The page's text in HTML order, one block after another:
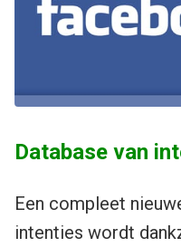
Database van
Een compleet
intenties wordt